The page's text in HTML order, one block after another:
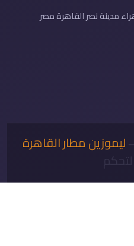
ليموزين مطار القاهرة